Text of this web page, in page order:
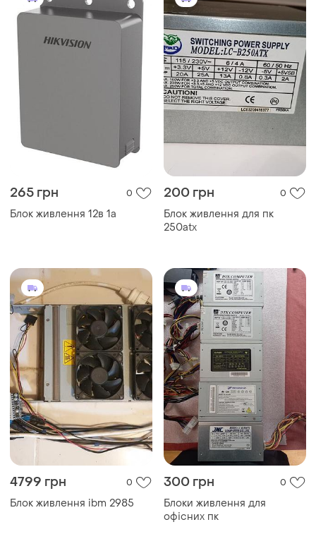
265 грн 0
Блок живлення 12в 1а
200 грн 0
Блок живлення для пк
250atx
4799 грн 0
Блок живлення ibm 2985
300 грн 0
Блоки живлення для
офісних пк